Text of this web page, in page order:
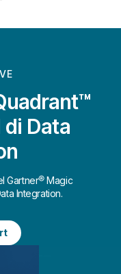
Data
Gartner® Magic
Integration.